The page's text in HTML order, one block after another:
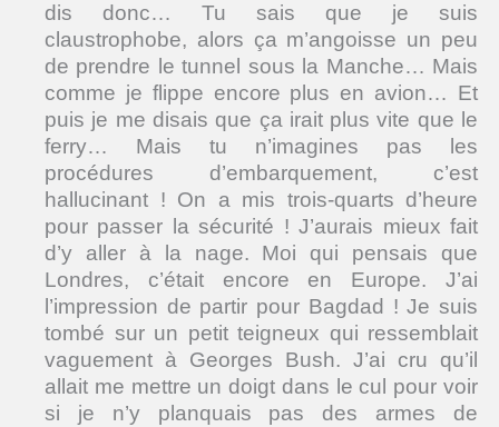
dis donc… Tu sais que je suis
claustrophobe, alors ça m’angoisse un peu
de prendre le tunnel sous la Manche… Mais
comme je flippe encore plus en avion… Et
puis je me disais que ça irait plus vite que le
ferry… Mais tu n’imagines pas les
procédures d’embarquement, c’est
hallucinant ! On a mis trois-quarts d’heure
pour passer la sécurité ! J’aurais mieux fait
d’y aller à la nage. Moi qui pensais que
Londres, c’était encore en Europe. J’ai
l’impression de partir pour Bagdad ! Je suis
tombé sur un petit teigneux qui ressemblait
vaguement à Georges Bush. J’ai cru qu’il
allait me mettre un doigt dans le cul pour voir
si je n’y planquais pas des armes de